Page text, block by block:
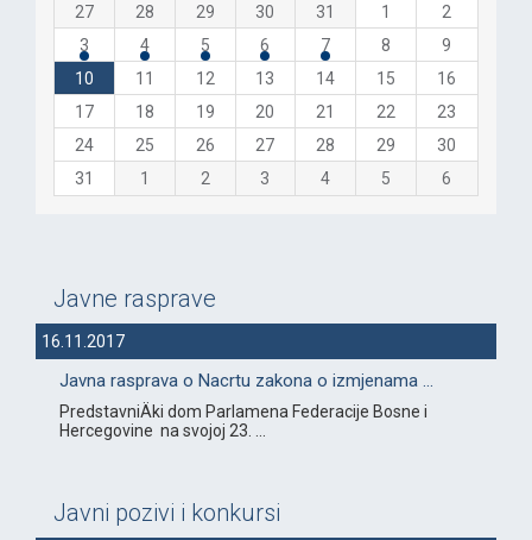
27 28 29 30 31 1
2
3
4 5 6 7 8
9
10
11 12 13 14 15
16
17
18 19 20 21 22
23
24
25 26 27 28 29
30
31
1 2 3 4 5 6
Javne rasprave
16.11.2017
Javna rasprava o Nacrtu zakona o izmjenama ...
PredstavniÄki dom Parlamena Federacije Bosne i
Hercegovine na svojoj 23. ...
Javni pozivi i konkursi